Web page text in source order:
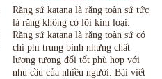
Nguyên.
Răng sứ katana là răng toàn sứ tức
là răng không có lõi kim loại.
Răng sứ katana là răng toàn sứ có
chi phí trung bình nhưng chất
lượng tương đối tốt phù hợp với
nhu cầu của nhiều người. Bài viết